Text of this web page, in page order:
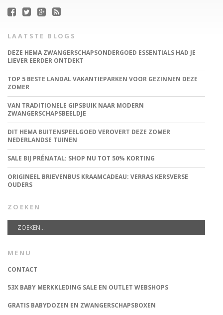
LAATSTE BLOGS
DEZE HEMA ZWANGERSCHAPSONDERGOED ESSENTIALS HAD JE
LIEVER EERDER ONTDEKT
TOP 5 BESTE LANDAL VAKANTIEPARKEN VOOR GEZINNEN DEZE
ZOMER
VAN TRADITIONELE GIPSBUIK NAAR MODERN
ZWANGERSCHAPSBEELDJE
DIT HEMA BUITENSPEELGOED VEROVERT DEZE ZOMER
NEDERLANDSE TUINEN
SALE BIJ PRÉNATAL: SHOP NU TOT 50% KORTING
ORIGINEEL BRIEVENBUS KRAAMCADEAU: VERRAS KERSVERSE
OUDERS
ZOEKEN
MENU
CONTACT
53X BABY MERKKLEDING SALE EN OUTLET WEBSHOPS
GRATIS BABYDOZEN EN ZWANGERSCHAPSBOXEN